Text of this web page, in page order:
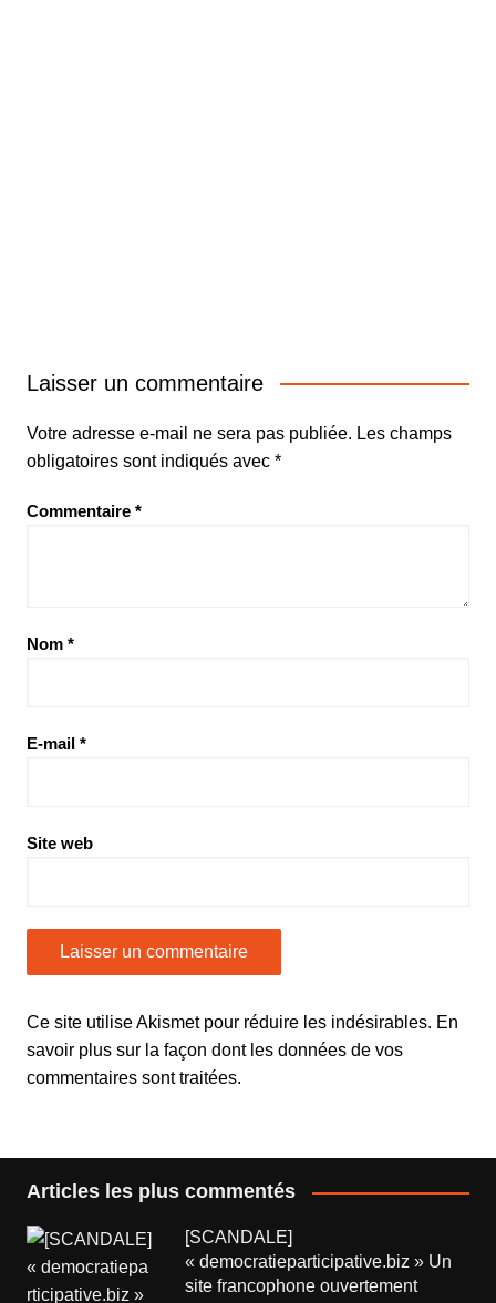
Laisser un commentaire
Votre adresse e-mail ne sera pas publiée. Les champs
obligatoires sont indiqués avec *
Commentaire *
Nom *
E-mail *
Site web
Ce site utilise Akismet pour réduire les indésirables. En
savoir plus sur la façon dont les données de vos
commentaires sont traitées.
Articles les plus commentés
[SCANDALE]
« democratieparticipative.biz » Un
site francophone ouvertement